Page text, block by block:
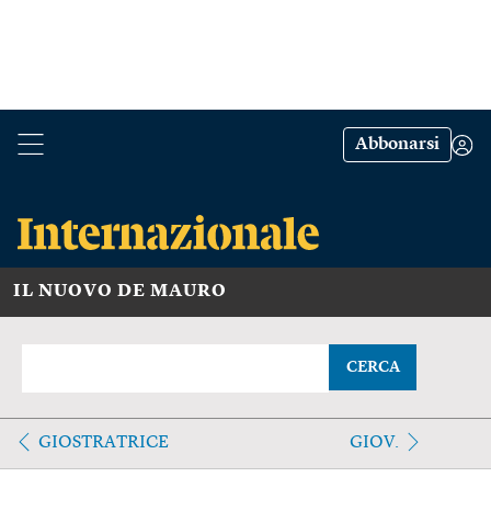
Abbonarsi
IL NUOVO DE MAURO
CERCA
GIOSTRATRICE GIOV.